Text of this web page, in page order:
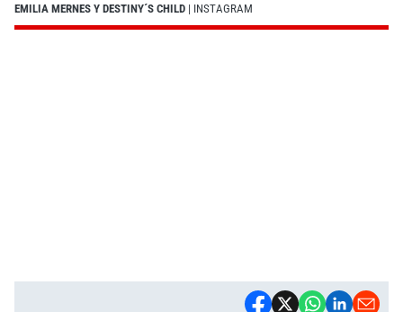
EMILIA MERNES Y DESTINY´S CHILD | INSTAGRAM